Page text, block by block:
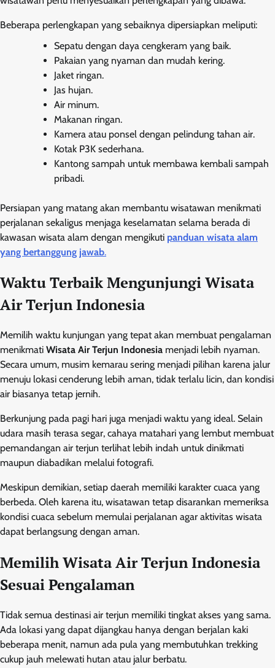
Beberapa perlengkapan yang sebaiknya dipersiapkan meliputi:
Sepatu dengan daya cengkeram yang baik.
Pakaian yang nyaman dan mudah kering.
Jaket ringan.
Jas hujan.
Air minum.
Makanan ringan.
Kamera atau ponsel dengan pelindung tahan air.
Kotak P3K sederhana.
Kantong sampah untuk membawa kembali sampah
pribadi.
Persiapan yang matang akan membantu wisatawan menikmati
perjalanan sekaligus menjaga keselamatan selama berada di
kawasan wisata alam dengan mengikuti panduan wisata alam
yang bertanggung jawab.
Waktu Terbaik Mengunjungi Wisata
Air Terjun Indonesia
Memilih waktu kunjungan yang tepat akan membuat pengalaman
menikmati Wisata Air Terjun Indonesia menjadi lebih nyaman.
Secara umum, musim kemarau sering menjadi pilihan karena jalur
menuju lokasi cenderung lebih aman, tidak terlalu licin, dan kondisi
air biasanya tetap jernih.
Berkunjung pada pagi hari juga menjadi waktu yang ideal. Selain
udara masih terasa segar, cahaya matahari yang lembut membuat
pemandangan air terjun terlihat lebih indah untuk dinikmati
maupun diabadikan melalui fotografi.
Meskipun demikian, setiap daerah memiliki karakter cuaca yang
berbeda. Oleh karena itu, wisatawan tetap disarankan memeriksa
kondisi cuaca sebelum memulai perjalanan agar aktivitas wisata
dapat berlangsung dengan aman.
Memilih Wisata Air Terjun Indonesia
Sesuai Pengalaman
Tidak semua destinasi air terjun memiliki tingkat akses yang sama.
Ada lokasi yang dapat dijangkau hanya dengan berjalan kaki
beberapa menit, namun ada pula yang membutuhkan trekking
cukup jauh melewati hutan atau jalur berbatu.